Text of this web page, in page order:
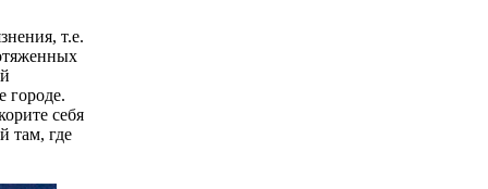
т.е.
городе.
себя
там, где